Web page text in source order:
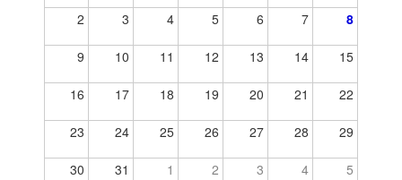
2 3 4 5 6 7 8
9 10 11 12 13 14 15
16 17 18 19 20 21 22
23 24 25 26 27 28 29
30 31 1 2 3 4 5